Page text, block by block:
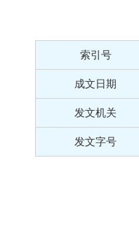
索引号
成文日期
发文机关
发文字号